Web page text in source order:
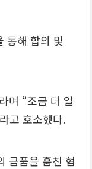
통해 합의 및
며 “조금 더 일
고 호소했다.
금품을 훔친 혐